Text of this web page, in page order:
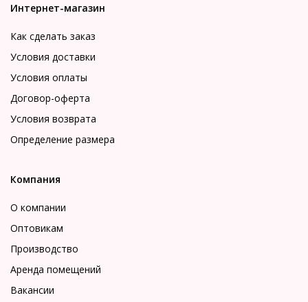
Интернет-магазин
Как сделать заказ
Условия доставки
Условия оплаты
Договор-оферта
Условия возврата
Определение размера
Компания
О компании
Оптовикам
Производство
Аренда помещений
Вакансии